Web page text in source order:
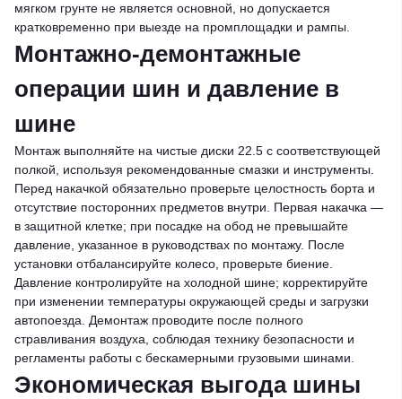
мягком грунте не является основной, но допускается
кратковременно при выезде на промплощадки и рампы.
Монтажно-демонтажные
операции шин и давление в
шине
Монтаж выполняйте на чистые диски 22.5 с соответствующей
полкой, используя рекомендованные смазки и инструменты.
Перед накачкой обязательно проверьте целостность борта и
отсутствие посторонних предметов внутри. Первая накачка —
в защитной клетке; при посадке на обод не превышайте
давление, указанное в руководствах по монтажу. После
установки отбалансируйте колесо, проверьте биение.
Давление контролируйте на холодной шине; корректируйте
при изменении температуры окружающей среды и загрузки
автопоезда. Демонтаж проводите после полного
стравливания воздуха, соблюдая технику безопасности и
регламенты работы с бескамерными грузовыми шинами.
Экономическая выгода шины